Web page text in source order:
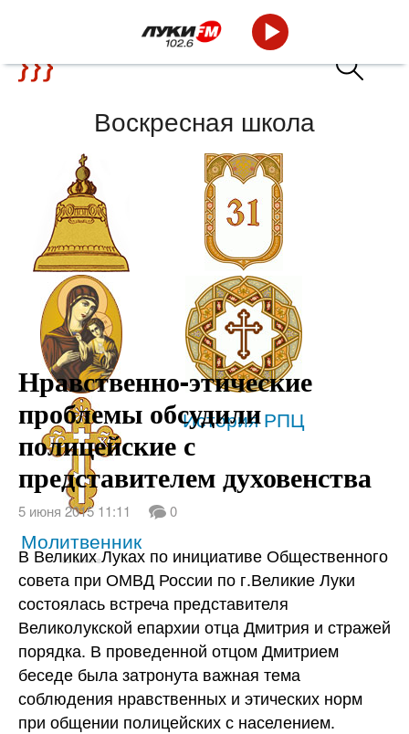
Воскресная школа
Новости Календарь
Святые История РПЦ
Молитвенник
85 молитв
Нравственно-этические
проблемы обсудили
полицейские с
представителем духовенства
5 июня 2015 11:11 0
В Великих Луках по инициативе Общественного
совета при ОМВД России по г.Великие Луки
состоялась встреча представителя
Великолукской епархии отца Дмитрия и стражей
порядка. В проведенной отцом Дмитрием
беседе была затронута важная тема
соблюдения нравственных и этических норм
при общении полицейскихс населением.